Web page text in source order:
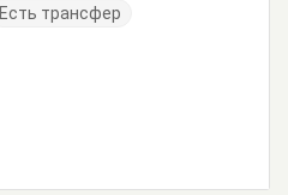
Есть трансфер